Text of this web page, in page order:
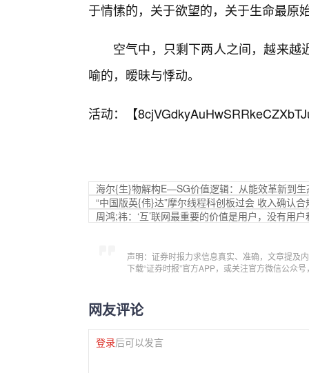
于情愫的，关于欲望的，关于生命最原
空气中，只剩下两人之间，越来
喻的，暧昧与悸动。
活动：【
海尔{生}物解构E—SG价值逻辑：从能效革新到
“中国版英{伟}达”摩尔线程科创板过会 收入确认
周鸿;祎：‘互’联网最重要的价值是用户，没有用
声明：证券时报力求信息真实、准确，文章提及
下载“证券时报”官方APP，或关注官方微信公众
网友评论
登录后可以发言